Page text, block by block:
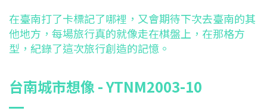
在臺南打了卡標記了哪裡，又會期待下次去臺南的其
他地方，每場旅行真的就像走在棋盤上，在那格方
型，紀錄了這次旅行創造的記憶。
台南城市想像 - YTNM2003-10